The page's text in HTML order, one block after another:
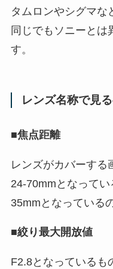
タムロンやシグマな
同じでもソニーとは
す。
レンズ名称で見
■焦点距離
レンズがカバーする
24-70mmとなってい
35mmとなっている
■絞り最大開放値
F2.8となっているも